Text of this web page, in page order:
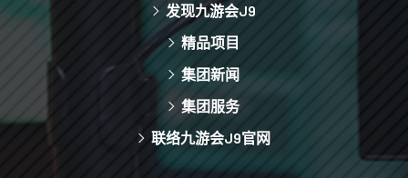
发现九游会J9
精品项目
集团新闻
集团服务
联络九游会J9官网